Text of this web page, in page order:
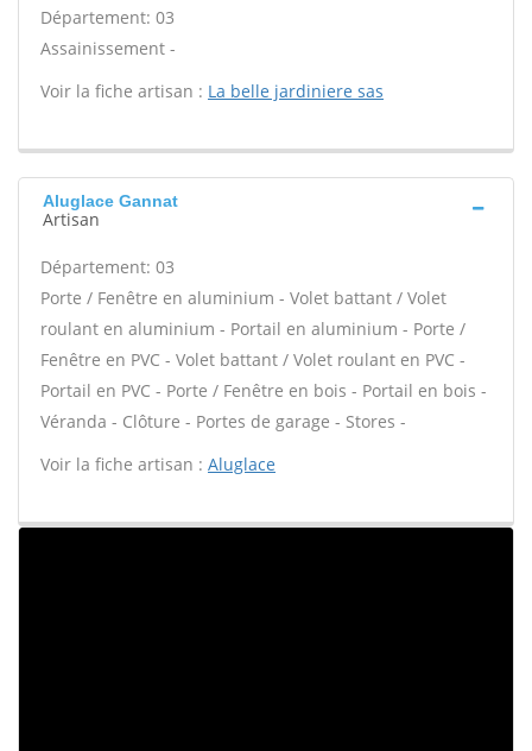
Département: 03
Assainissement -
Voir la fiche artisan : La belle jardiniere sas
Aluglace Gannat
Artisan
Département: 03
Porte / Fenêtre en aluminium - Volet battant / Volet
roulant en aluminium - Portail en aluminium - Porte /
Fenêtre en PVC - Volet battant / Volet roulant en PVC -
Portail en PVC - Porte / Fenêtre en bois - Portail en bois -
Véranda - Clôture - Portes de garage - Stores -
Voir la fiche artisan : Aluglace